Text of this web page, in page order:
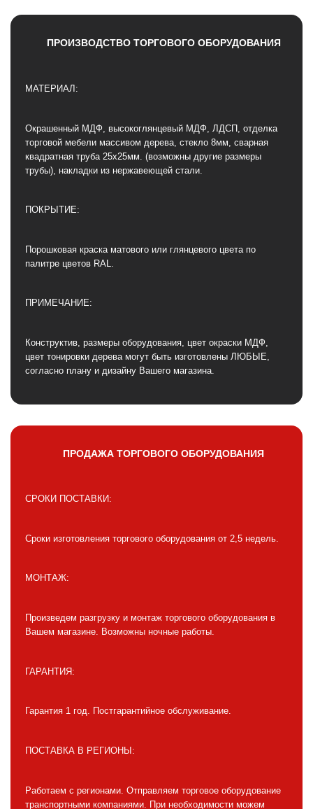
ПРОИЗВОДСТВО ТОРГОВОГО ОБОРУДОВАНИЯ
МАТЕРИАЛ:
Окрашенный МДФ, высокоглянцевый МДФ, ЛДСП, отделка
торговой мебели массивом дерева, стекло 8мм, сварная
квадратная труба 25х25мм. (возможны другие размеры
трубы), накладки из нержавеющей стали.
ПОКРЫТИЕ:
Порошковая краска матового или глянцевого цвета по
палитре цветов RAL.
ПРИМЕЧАНИЕ:
Конструктив, размеры оборудования, цвет окраски МДФ,
цвет тонировки дерева могут быть изготовлены ЛЮБЫЕ,
согласно плану и дизайну Вашего магазина.
ПРОДАЖА ТОРГОВОГО ОБОРУДОВАНИЯ
СРОКИ ПОСТАВКИ:
Сроки изготовления торгового оборудования от 2,5 недель.
МОНТАЖ:
Произведем разгрузку и монтаж торгового оборудования в
Вашем магазине. Возможны ночные работы.
ГАРАНТИЯ:
Гарантия 1 год. Постгарантийное обслуживание.
ПОСТАВКА В РЕГИОНЫ:
Работаем с регионами. Отправляем торговое оборудование
транспортными компаниями. При необходимости можем